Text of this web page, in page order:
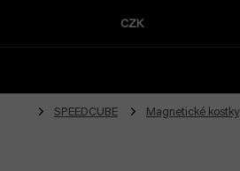
CZK
SPEEDCUBE Magnetické kostky